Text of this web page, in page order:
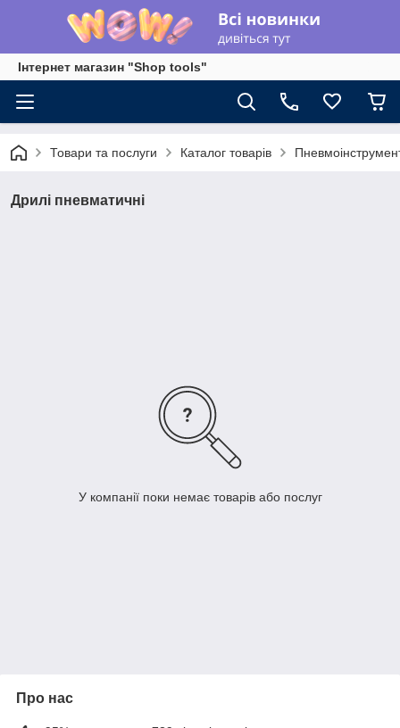
Інтернет магазин "Shop tools"
Товари та послуги Каталог товарів
Дрилі пневматичні
У компанії поки немає товарів або послуг
Про нас